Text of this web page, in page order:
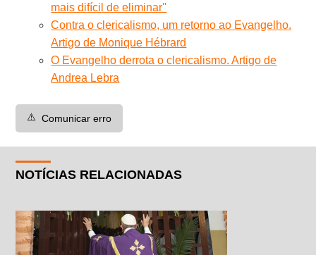
mais difícil de eliminar''
Contra o clericalismo, um retorno ao Evangelho.
Artigo de Monique Hébrard
O Evangelho derrota o clericalismo. Artigo de
Andrea Lebra
⚠️ Comunicar erro
NOTÍCIAS RELACIONADAS